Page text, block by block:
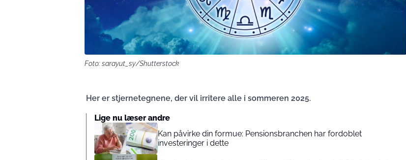
Foto: sarayut_sy/Shutterstock
Her er stjernetegnene, der vil irritere alle i sommeren 2025.
Lige nu læser andre
Kan påvirke din formue: Pensionsbranchen har fordoblet
investeringer i dette